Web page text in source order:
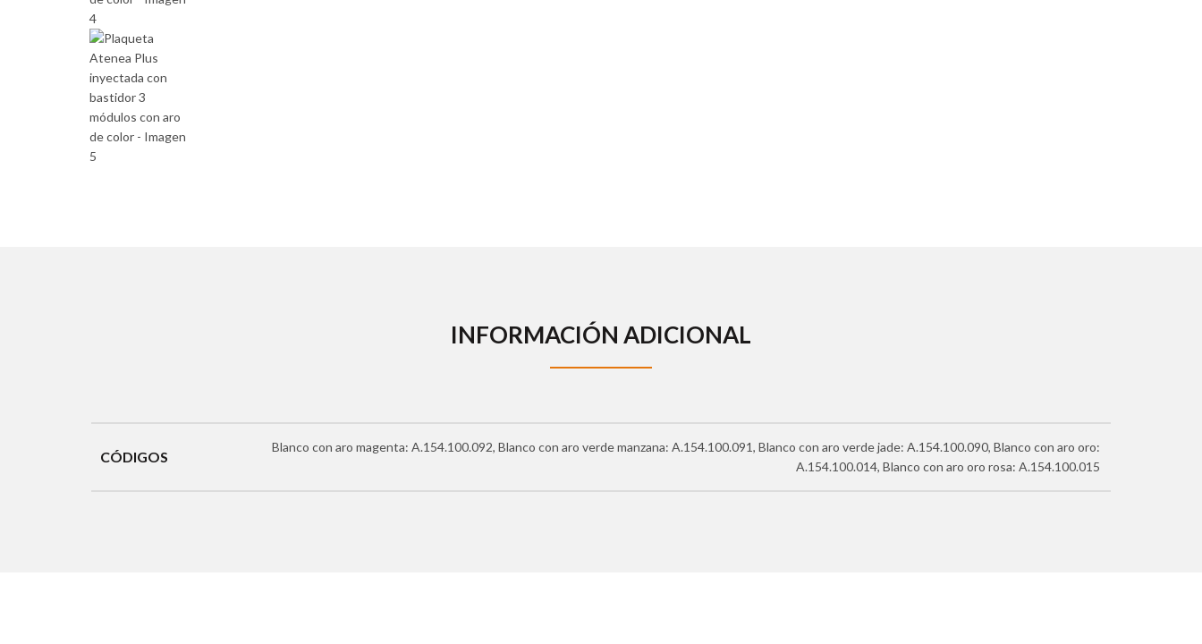
INFORMACIÓN ADICIONAL
CÓDIGOS
Blanco con aro magenta: A.154.100.092, Blanco con aro verde manzana: A.154.100.091, Blanco con aro verde jade: A.154.100.090, Blanco con aro oro:
A.154.100.014, Blanco con aro oro rosa: A.154.100.015